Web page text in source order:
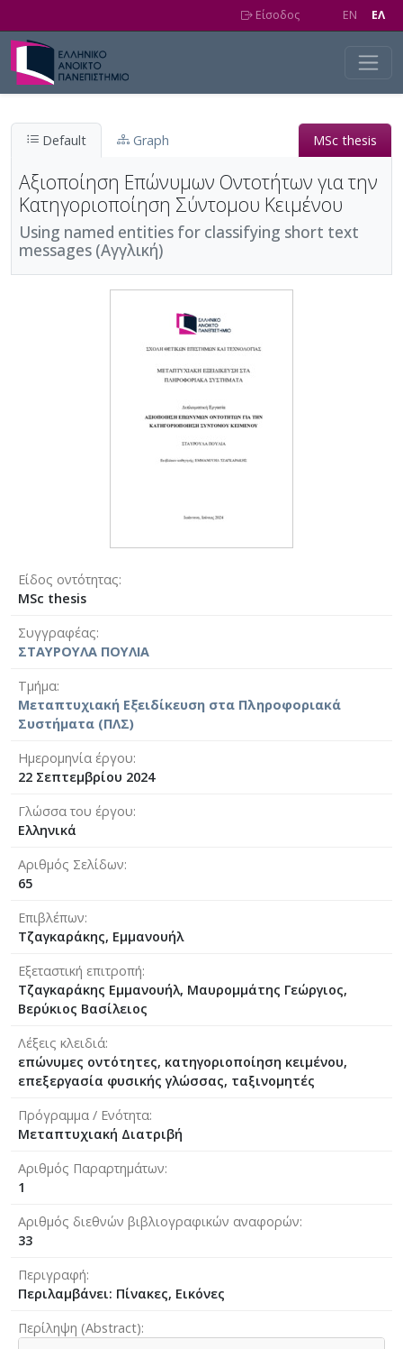
Είσοδος EN EΛ
Default Graph MSc thesis
Αξιοποίηση Επώνυμων Οντοτήτων για την
Κατηγοριοποίηση Σύντομου Κειμένου
Using named entities for classifying short text
messages (Αγγλική)
Είδος οντότητας
MSc thesis
Συγγραφέας
ΣΤΑΥΡΟΥΛΑ ΠΟΥΛΙΑ
Τμήμα
Μεταπτυχιακή Εξειδίκευση στα Πληροφοριακά
Συστήματα (ΠΛΣ)
Ημερομηνία έργου
22 Σεπτεμβρίου 2024
Γλώσσα του έργου
Ελληνικά
Αριθμός Σελίδων
65
Επιβλέπων
Τζαγκαράκης, Εμμανουήλ
Εξεταστική επιτροπή
Τζαγκαράκης Εμμανουήλ, Μαυρομμάτης Γεώργιος,
Βερύκιος Βασίλειος
Λέξεις κλειδιά
επώνυμες οντότητες, κατηγοριοποίηση κειμένου,
επεξεργασία φυσικής γλώσσας, ταξινομητές
Πρόγραμμα / Ενότητα
Μεταπτυχιακή Διατριβή
Αριθμός Παραρτημάτων
1
Αριθμός διεθνών βιβλιογραφικών αναφορών
33
Περιγραφή
Περιλαμβάνει: Πίνακες, Εικόνες
Περίληψη (Abstract)